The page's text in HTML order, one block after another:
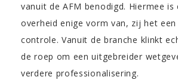
vanuit de AFM benodigd. Hiermee is
overheid enige vorm van, zij het
controle. Vanuit de branche klinkt
de roep om een uitgebreider
verdere professionalisering.